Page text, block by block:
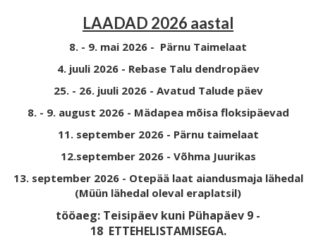
LAADAD 2026 aastal
8. - 9. mai 2026 - Pärnu Taimelaat
4. juuli 2026 - Rebase Talu dendropäev
25. - 26. juuli 2026 - Avatud Talude päev
8. - 9. august 2026 - Mädapea mõisa floksipäevad
11. september 2026 - Pärnu taimelaat
12.september 2026 - Võhma Juurikas
13. september 2026 - Otepää laat aiandusmaja lähedal
(Müün lähedal oleval eraplatsil)
tööaeg: Teisipäev kuni Pühapäev 9 -
18 ETTEHELISTAMISEGA.